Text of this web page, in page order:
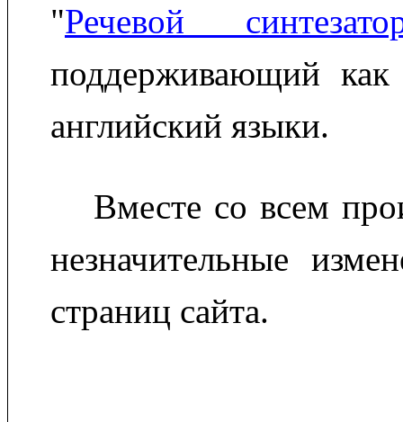
"Речевой
поддерживающий
английский языки.
Вместе со всем
незначительные
страниц сайта.